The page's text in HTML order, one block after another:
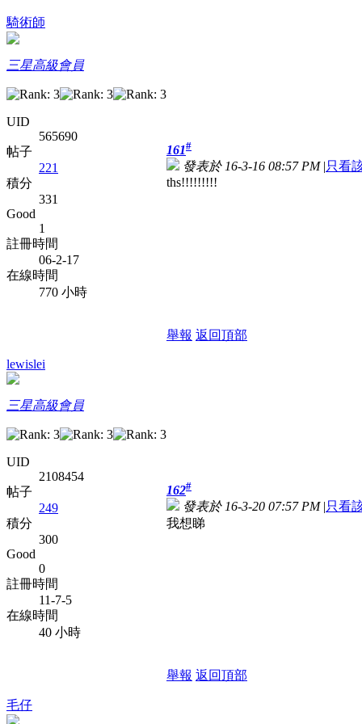
騎術師
三星高級會員
UID
565690
帖子
221
積分
331
Good
1
註冊時間
06-2-17
在線時間
770 小時
161#
發表於 16-3-16 08:57 PM |只看
ths!!!!!!!!!
舉報 返回頂部
lewislei
三星高級會員
UID
2108454
帖子
249
積分
300
Good
0
註冊時間
11-7-5
在線時間
40 小時
162#
發表於 16-3-20 07:57 PM |只看
我想睇
舉報 返回頂部
毛仔